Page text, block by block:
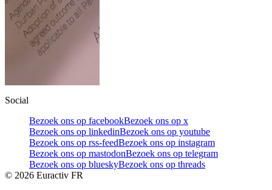
Social
Bezoek ons op facebookBezoek ons op x
Bezoek ons op linkedinBezoek ons op youtube
Bezoek ons op rss-feedBezoek ons op instagram
Bezoek ons op mastodonBezoek ons op telegram
Bezoek ons op blueskyBezoek ons op threads
© 2026 Euractiv FR